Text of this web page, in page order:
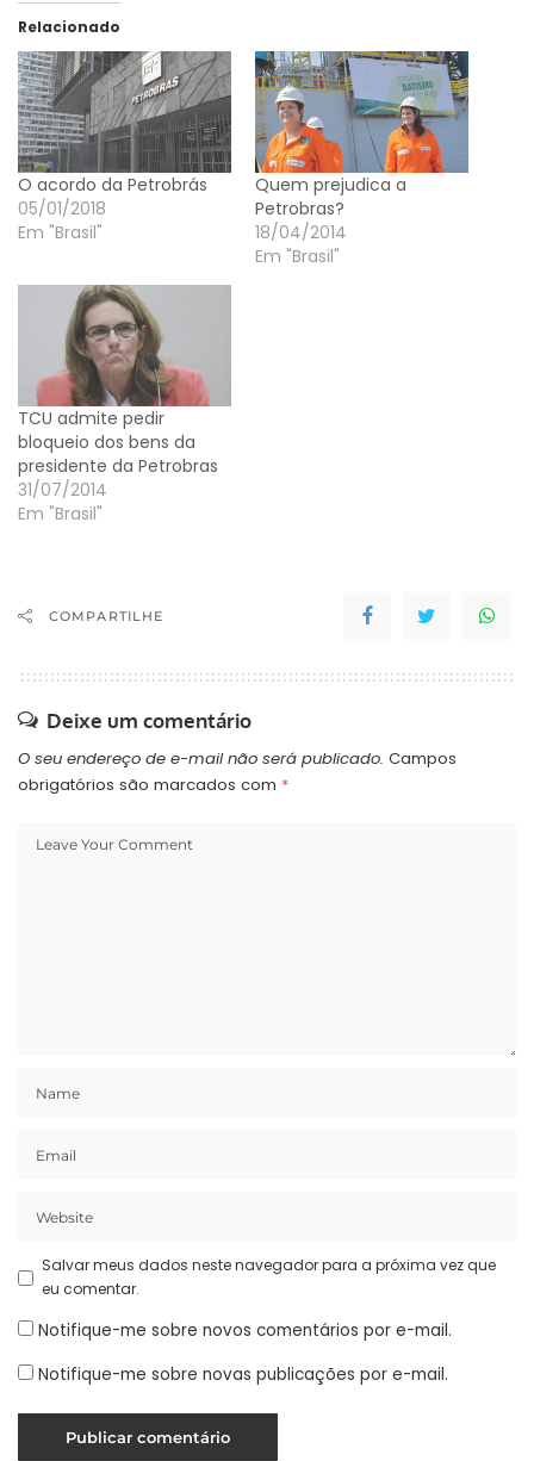
Relacionado
O acordo da Petrobrás
05/01/2018
Em "Brasil"
Quem prejudica a
Petrobras?
18/04/2014
Em "Brasil"
TCU admite pedir
bloqueio dos bens da
presidente da Petrobras
31/07/2014
Em "Brasil"
COMPARTILHE
Deixe um comentário
O seu endereço de e-mail não será publicado. Campos
obrigatórios são marcados com *
Salvar meus dados neste navegador para a próxima vez que
eu comentar.
Notifique-me sobre novos comentários por e-mail.
Notifique-me sobre novas publicações por e-mail.